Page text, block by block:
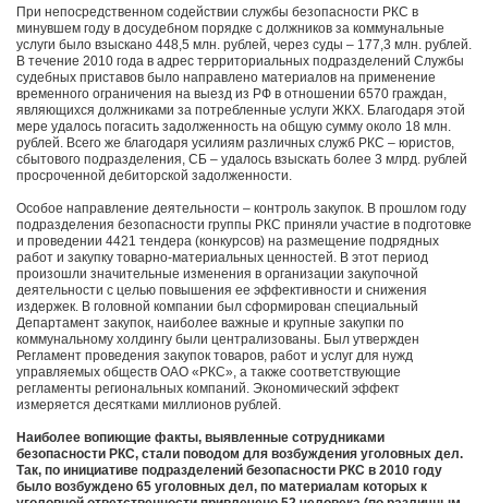
При непосредственном содействии службы безопасности РКС в
минувшем году в досудебном порядке с должников за коммунальные
услуги было взыскано 448,5 млн. рублей, через суды – 177,3 млн. рублей.
В течение 2010 года в адрес территориальных подразделений Службы
судебных приставов было направлено материалов на применение
временного ограничения на выезд из РФ в отношении 6570 граждан,
являющихся должниками за потребленные услуги ЖКХ. Благодаря этой
мере удалось погасить задолженность на общую сумму около 18 млн.
рублей. Всего же благодаря усилиям различных служб РКС – юристов,
сбытового подразделения, СБ – удалось взыскать более 3 млрд. рублей
просроченной дебиторской задолженности.
Особое направление деятельности – контроль закупок. В прошлом году
подразделения безопасности группы РКС приняли участие в подготовке
и проведении 4421 тендера (конкурсов) на размещение подрядных
работ и закупку товарно-материальных ценностей. В этот период
произошли значительные изменения в организации закупочной
деятельности с целью повышения ее эффективности и снижения
издержек. В головной компании был сформирован специальный
Департамент закупок, наиболее важные и крупные закупки по
коммунальному холдингу были централизованы. Был утвержден
Регламент проведения закупок товаров, работ и услуг для нужд
управляемых обществ ОАО «РКС», а также соответствующие
регламенты региональных компаний. Экономический эффект
измеряется десятками миллионов рублей.
Наиболее вопиющие факты, выявленные сотрудниками
безопасности РКС, стали поводом для возбуждения уголовных дел.
Так, по инициативе подразделений безопасности РКС в 2010 году
было возбуждено 65 уголовных дел, по материалам которых к